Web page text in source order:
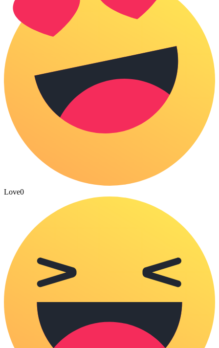
Love0